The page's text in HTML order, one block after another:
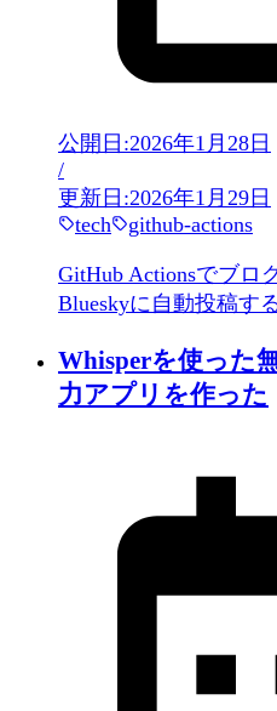
公開日:2026年1月28日
/
更新日:2026年1月29日
tech
github-actions
GitHub Actionsでブロ
Blueskyに自動投稿す
Whisperを使った
力アプリを作った